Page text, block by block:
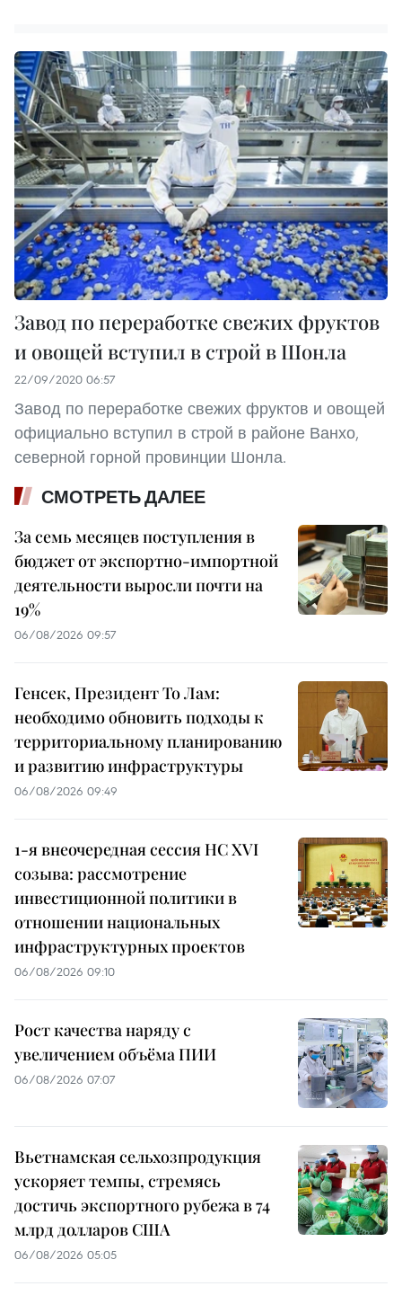
Завод по переработке свежих фруктов
и овощей вступил в строй в Шонла
22/09/2020 06:57
Завод по переработке свежих фруктов и овощей
официально вступил в строй в районе Ванхо,
северной горной провинции Шонла.
СМОТРЕТЬ ДАЛЕЕ
За семь месяцев поступления в
бюджет от экспортно-импортной
деятельности выросли почти на
19%
06/08/2026 09:57
Генсек, Президент То Лам:
необходимо обновить подходы к
территориальному планированию
и развитию инфраструктуры
06/08/2026 09:49
1-я внеочередная сессия НС XVI
созыва: рассмотрение
инвестиционной политики в
отношении национальных
инфраструктурных проектов
06/08/2026 09:10
Рост качества наряду с
увеличением объёма ПИИ
06/08/2026 07:07
Вьетнамская сельхозпродукция
ускоряет темпы, стремясь
достичь экспортного рубежа в 74
млрд долларов США
06/08/2026 05:05